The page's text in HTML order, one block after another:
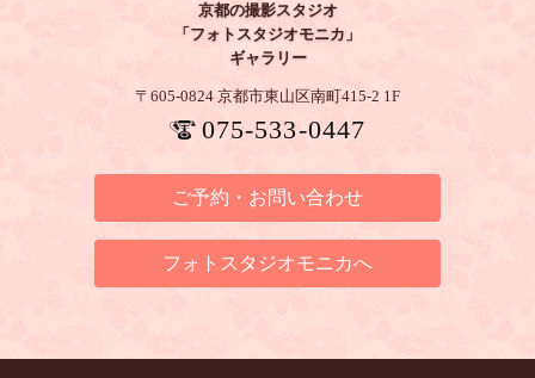
京都の撮影スタジオ
「フォトスタジオモニカ」
ギャラリー
〒605-0824 京都市東山区南町415-2 1F
075-533-0447
ご予約・お問い合わせ
フォトスタジオモニカへ